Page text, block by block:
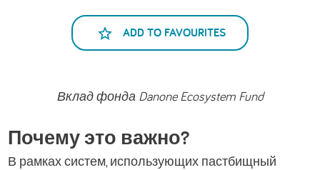
ADD TO FAVOURITES
Вклад фонда Danone Ecosystem Fund
Почему это важно?
В рамках систем, использующих пастбищный